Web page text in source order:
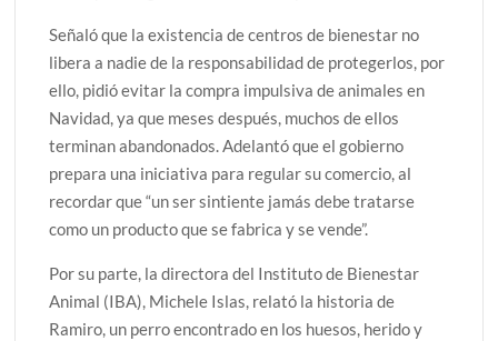
Señaló que la existencia de centros de bienestar no
libera a nadie de la responsabilidad de protegerlos, por
ello, pidió evitar la compra impulsiva de animales en
Navidad, ya que meses después, muchos de ellos
terminan abandonados. Adelantó que el gobierno
prepara una iniciativa para regular su comercio, al
recordar que “un ser sintiente jamás debe tratarse
como un producto que se fabrica y se vende”.
Por su parte, la directora del Instituto de Bienestar
Animal (IBA), Michele Islas, relató la historia de
Ramiro, un perro encontrado en los huesos, herido y